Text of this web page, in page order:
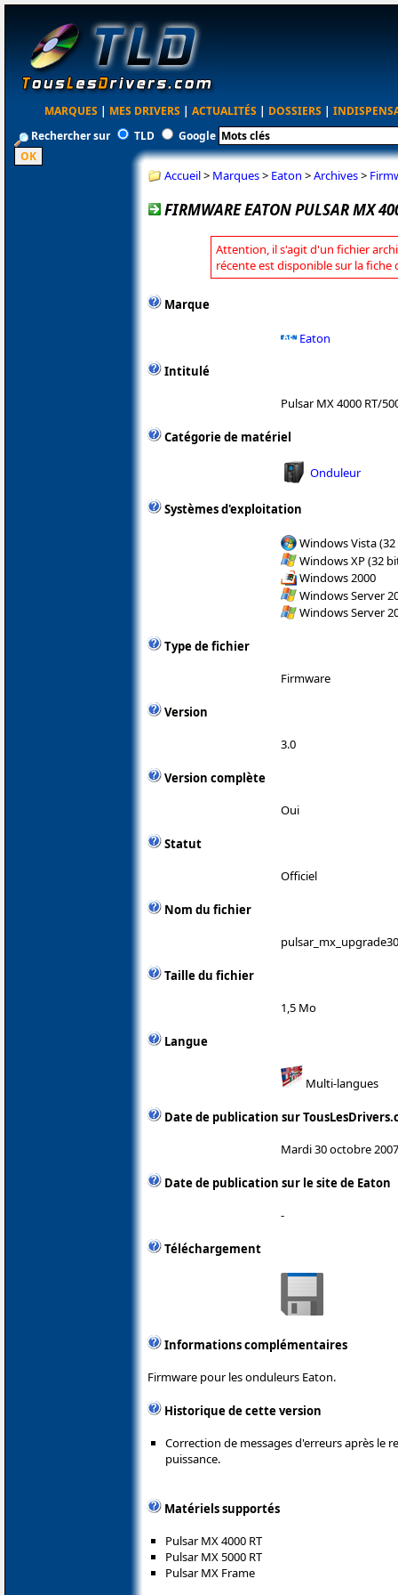
MARQUES | MES DRIVERS | ACTUALITÉS | DOSSIERS |
Rechercher sur
TLD Google
Accueil> Marques> Eaton >Archives>
FIRMWARE EATON PULSAR MX
Attention, il s'agit d'un fichier
récente est disponible sur la fiche
Marque
Eaton
Intitulé
Pulsar MX 4000 RT/
Catégorie de matériel
Onduleur
Systèmes d'exploitation
Windows Vista
Windows XP (32
Windows 2000
Windows Server
Windows Server
Type de fichier
Firmware
Version
3.0
Version complète
Oui
Statut
Officiel
Nom du fichier
Taille du fichier
1,5 Mo
Langue
Multi-langues
Date de publication sur
Mardi 30 octobre 2007
Date de publication sur le site de Eaton
-
Téléchargement
Informations complémentaires
Firmware pour les onduleurs Eaton.
Historique de cette version
Correction de messages d'erreurs après le
puissance.
Matériels supportés
Pulsar MX 4000 RT
Pulsar MX 5000 RT
Pulsar MX Frame